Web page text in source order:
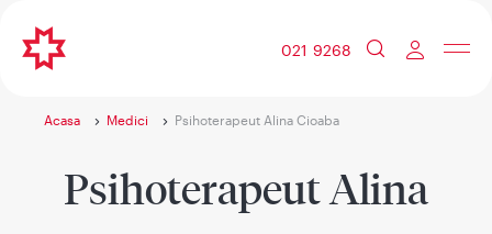
021 9268
Acasa Medici Psihoterapeut Alina Cioaba
Psihoterapeut Alina